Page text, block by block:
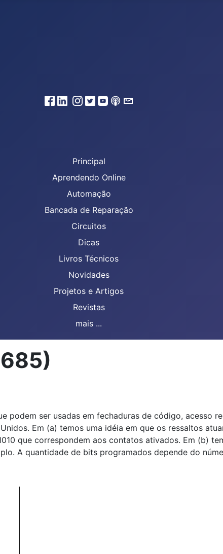
Principal
Aprendendo Online
Automação
Bancada de Reparação
Circuitos
Dicas
Livros Técnicos
Novidades
Projetos e Artigos
Revistas
mais ...
podem ser usadas em fechaduras de código, acesso
Em (a) temos uma idéia em que os ressaltos
que correspondem aos contatos ativados. Em (b)
A quantidade de bits programados depende do